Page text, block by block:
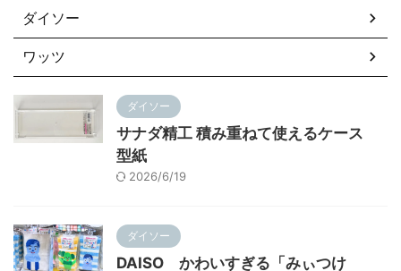
キャンドゥ
セリア
ワッツ
ダイソー
型紙
2026/6/19